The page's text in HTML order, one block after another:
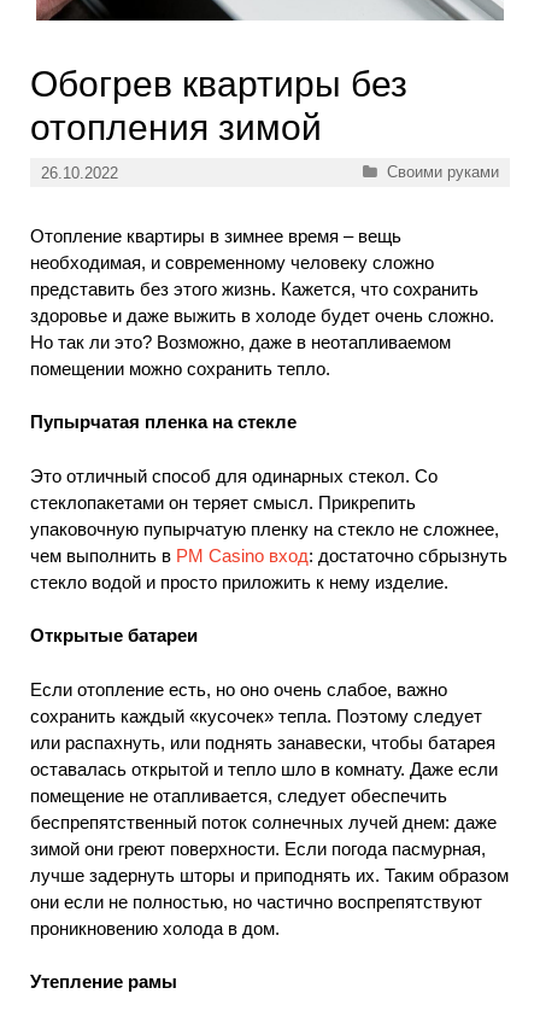
Обогрев квартиры без
отопления зимой
26.10.2022 Рубрики
Своими руками
Отопление квартиры в зимнее время – вещь
необходимая, и современному человеку сложно
представить без этого жизнь. Кажется, что сохранить
здоровье и даже выжить в холоде будет очень сложно.
Но так ли это? Возможно, даже в неотапливаемом
помещении можно сохранить тепло.
Пупырчатая пленка на стекле
Это отличный способ для одинарных стекол. Со
стеклопакетами он теряет смысл. Прикрепить
упаковочную пупырчатую пленку на стекло не сложнее,
чем выполнить в PM Casino вход: достаточно сбрызнуть
стекло водой и просто приложить к нему изделие.
Открытые батареи
Если отопление есть, но оно очень слабое, важно
сохранить каждый «кусочек» тепла. Поэтому следует
или распахнуть, или поднять занавески, чтобы батарея
оставалась открытой и тепло шло в комнату. Даже если
помещение не отапливается, следует обеспечить
беспрепятственный поток солнечных лучей днем: даже
зимой они греют поверхности. Если погода пасмурная,
лучше задернуть шторы и приподнять их. Таким образом
они если не полностью, но частично воспрепятствуют
проникновению холода в дом.
Утепление рамы